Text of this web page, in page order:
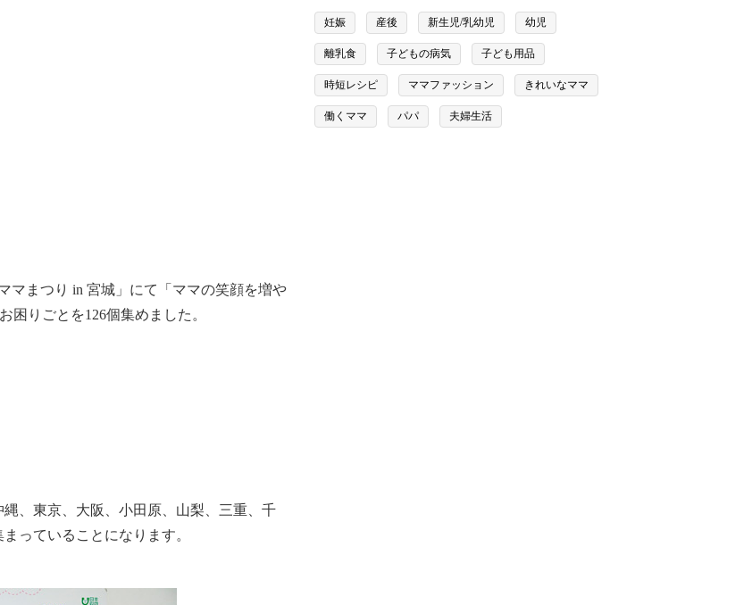
マまつり in 宮城」にて「ママの笑顔を増や
困りごとを126個集めました。
、東京、大阪、小田原、山梨、三重、千
っていることになります。
妊娠 産後 新生児/乳幼児 幼児
離乳食 子どもの病気 子ども用品
時短レシピ ママファッション きれいなママ
働くママ パパ 夫婦生活